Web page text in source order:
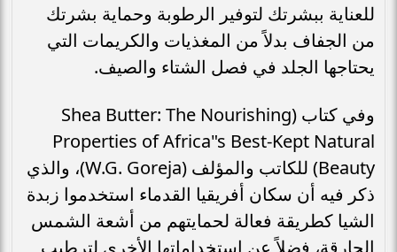
للعناية ببشرتك لتوفير الرطوبة وحماية بشرتك
من الجفاف بدلاً من المغذيات والكريمات التي
يحتاجها الجلد في فصل الشتاء والصيف.
وفي كتاب (Shea Butter: The Nourishing
Properties of Africa"s Best-Kept Natural
Beauty) للكاتب والمؤلف (W.G. Goreja)، والذي
ذكر فيه أن سكان أفريقيا القدماء استخدموا زبدة
الشيا كطريقة فعالة لحمايتهم من أشعة الشمس
الحارقة، فضلاً عن استخداماتها الأخرى لترطيب